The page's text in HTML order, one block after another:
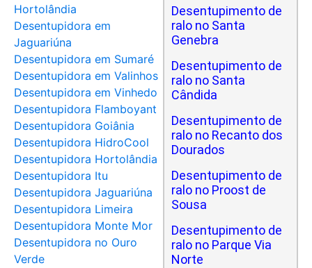
Hortolândia
Desentupidora em
Jaguariúna
Desentupidora em Sumaré
Desentupidora em Valinhos
Desentupidora em Vinhedo
Desentupidora Flamboyant
Desentupidora Goiânia
Desentupidora HidroCool
Desentupidora Hortolândia
Desentupidora Itu
Desentupidora Jaguariúna
Desentupidora Limeira
Desentupidora Monte Mor
Desentupidora no Ouro
Verde
Desentupimento de
ralo no Santa
Genebra
Desentupimento de
ralo no Santa
Cândida
Desentupimento de
ralo no Recanto dos
Dourados
Desentupimento de
ralo no Proost de
Sousa
Desentupimento de
ralo no Parque Via
Norte